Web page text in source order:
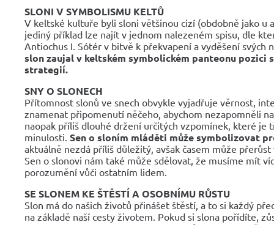
SLONI V SYMBOLISMU KELTŮ
V keltské kultuře byli sloni většinou cizí (obdobně jako u
jediný příklad lze najít v jednom nalezeném spisu, dle
Antiochus I. Sótér v bitvě k překvapení a vyděšení svých
slon zaujal v keltském symbolickém panteonu pozici
strategií.
SNY O SLONECH
Přítomnost slonů ve snech obvykle vyjadřuje věrnost,
znamenat připomenutí něčeho, abychom nezapomněli
naopak příliš dlouhé držení určitých vzpomínek, které je
minulosti. Sen o sloním mláděti může symbolizovat
aktuálně nezdá příliš důležitý, avšak časem může
Sen o slonovi nám také může sdělovat, že musíme mít
porozumění vůči ostatním lidem.
SE SLONEM KE ŠTĚSTÍ A OSOBNÍMU RŮSTU
Slon má do našich životů přinášet štěstí, a to si každý
na základě naší cesty životem. Pokud si slona pořídíte,